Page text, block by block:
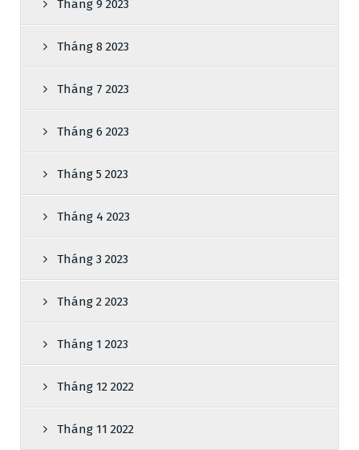
Tháng 9 2023
Tháng 8 2023
Tháng 7 2023
Tháng 6 2023
Tháng 5 2023
Tháng 4 2023
Tháng 3 2023
Tháng 2 2023
Tháng 1 2023
Tháng 12 2022
Tháng 11 2022